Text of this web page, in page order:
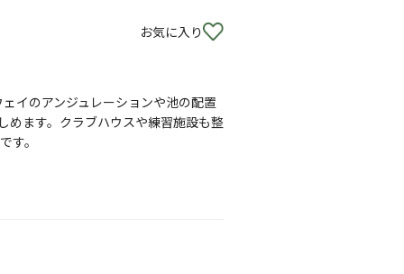
お気に入り
イのアンジュレーションや池の配置
めます。クラブハウスや練習施設も整
す。